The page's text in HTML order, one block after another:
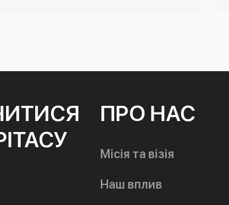
ПРО НАС
Місія та візія
Наш вплив